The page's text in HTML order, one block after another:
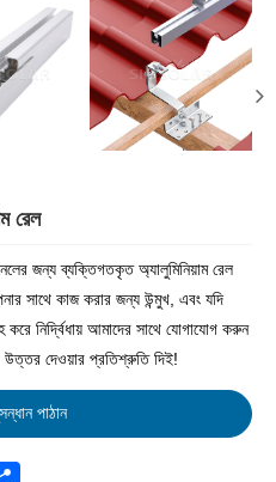
রেল
জন্য ব্যক্তিগতকৃত অ্যালুমিনিয়াম রেল
সাথে কাজ করার জন্য উন্মুখ, এবং যদি
নির্দ্বিধায় আমাদের সাথে যোগাযোগ করুন
দেওয়ার প্রতিশ্রুতি দিই!
পাঠান